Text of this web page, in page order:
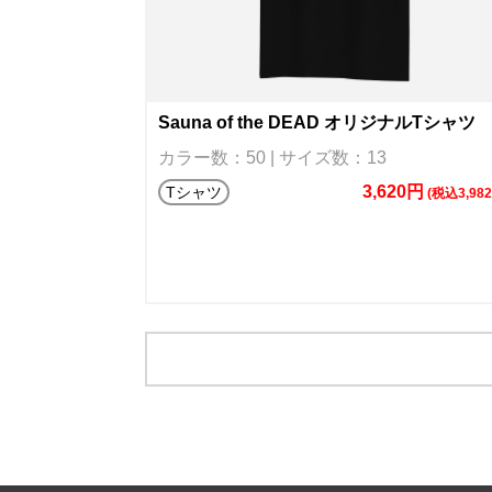
Sauna of the DEAD オリジナルTシャツ
カラー数：50 | サイズ数：13
Tシャツ 3,620円 (税込